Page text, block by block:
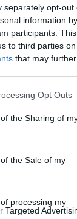
separately opt-
information
participants.
to third parties
that may
app uses
or usage
to Google and its
specified
Opt Outs
the Sharing of
the Sale of my
processing my
Targeted
di estetica
classifica dei 5